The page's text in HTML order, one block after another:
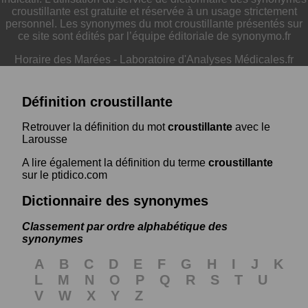
croustillante est gratuite et réservée à un usage strictement
personnel. Les synonymes du mot croustillante présentés sur
ce site sont édités par l’équipe éditoriale de synonymo.fr
Horaire des Marées - Laboratoire d'Analyses Médicales.fr
Définition croustillante
Retrouver la définition du motcroustillante avec le
Larousse
A lire également la définition du terme croustillante
sur le ptidico.com
Dictionnaire des synonymes
Classement par ordre alphabétique des
synonymes
A B C D E F G H I J
K
L
M N O P Q R S T
U
V
W X Y Z